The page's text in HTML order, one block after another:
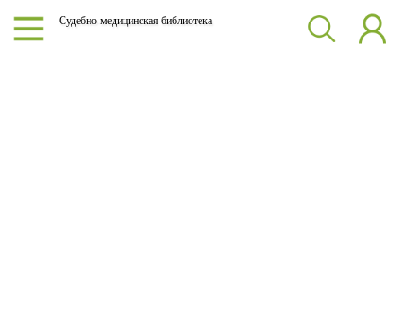
Судебно-медицинская библиотека